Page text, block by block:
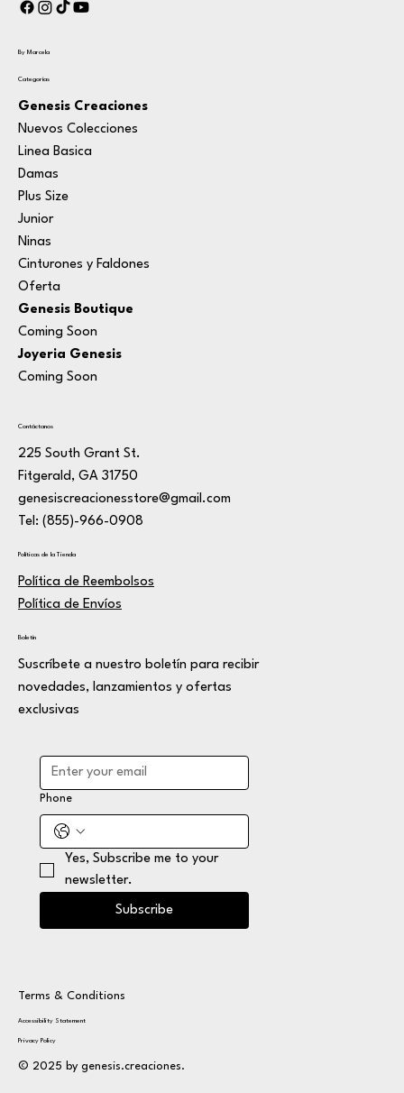
By Marcela
Categorías
Genesis Creaciones
Nuevos Colecciones
Linea Basica
Damas
Plus Size
Junior
Ninas
Cinturones y Faldones
Oferta
Genesis Boutique
Coming Soon
Joyeria Genesis
Coming Soon
Contáctanos
225 South Grant St.
Fitgerald, GA 31750
genesiscreacionesstore@gmail.com
Tel: (855)-966-0908
Políticas de la Tienda
Política de Reembolsos
Política de Envíos
Boletín
Suscríbete a nuestro boletín para recibir
novedades, lanzamientos y ofertas
exclusivas
Phone
Yes, Subscribe me to your
newsletter.
Subscribe
Terms & Conditions
Privacy Policy
Accessibility Statement
© 2025 by genesis.creaciones.